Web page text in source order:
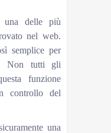
una delle più
nel web.
semplice per
Non tutti gli
funzione
controllo del
una